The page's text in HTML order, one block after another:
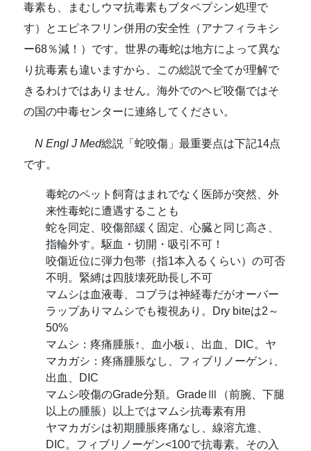
毒素も、まむしウマ抗毒素もブタペプシン処理で
す）とエピネフリン併用の安全性（アナフィラキシ
ー68％減！）です。世界の毒蛇は地方によって異な
り抗毒素も違いますから、この総説で全てが理解で
きるわけではありません。海外でのヘビ咬傷ではそ
の国の中毒センターに連絡してください。
N Engl J Med総説「蛇咬傷」最重要点は下記14点
です。
毒蛇のペット飼育はまれでなく医師が突然、外
来性毒蛇に遭遇することも
蛇を同定、咬傷部緩く固定、心臓と同じ高さ、
指輪外す。駆血・切開・吸引不可！
咬傷近位に弾力包帯（指1本入るくらい）の可否
不明。緊縛は四肢壊死助長し不可
マムシは血液毒、コブラは神経毒だがオーバー
ラップありマムシでも複視あり。Dry biteは2～
50%
マムシ：疼痛腫脹↑、血小板↓、出血、DIC。ヤ
マカガシ：疼痛腫脹なし、フィブリノーゲン↓、
出血、DIC
マムシ咬傷のGrade分類。GradeⅢ（前腕、下腿
以上の腫脹）以上ではマムシ抗毒素有用
ヤマカガシは初期腫脹疼痛なし、線溶亢進、
DIC。フィブリノーゲン<100で抗毒素。その入